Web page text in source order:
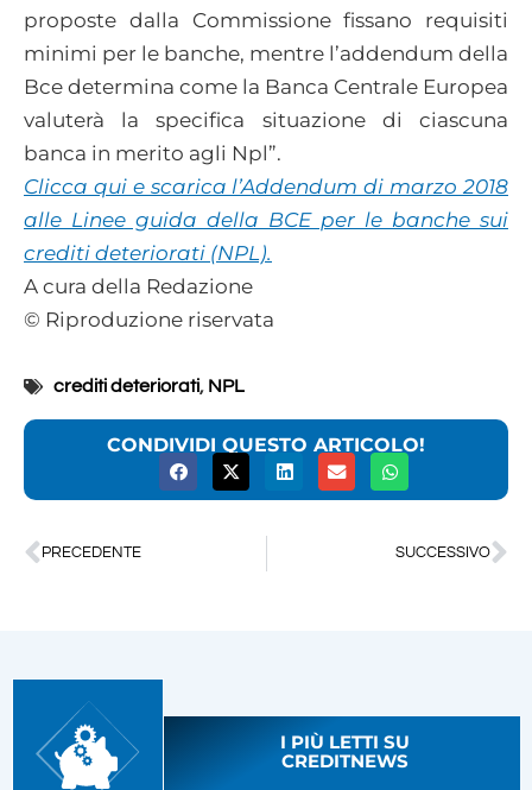
proposte dalla Commissione fissano requisiti
minimi per le banche, mentre l’addendum della
Bce determina come la Banca Centrale Europea
valuterà la specifica situazione di ciascuna
banca in merito agli Npl”.
Clicca qui e scarica l’Addendum di marzo 2018
alle Linee guida della BCE per le banche sui
crediti deteriorati (NPL).
A cura della Redazione
© Riproduzione riservata
crediti deteriorati, NPL
CONDIVIDI QUESTO ARTICOLO!
PRECEDENTE SUCCESSIVO
I PIÙ LETTI SU
CREDITNEWS